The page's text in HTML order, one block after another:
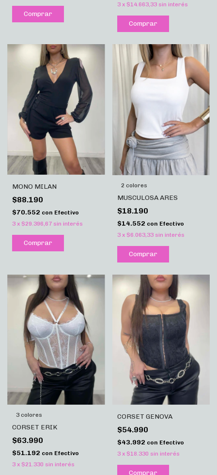
Comprar
3 x $14.663,33 sin interés
Comprar
MONO MILAN
$88.190
$70.552 con Efectivo
3 x $29.396,67 sin interés
Comprar
2 colores
MUSCULOSA ARES
$18.190
$14.552 con Efectivo
3 x $6.063,33 sin interés
Comprar
3 colores
CORSET ERIK
$63.990
$51.192 con Efectivo
3 x $21.330 sin interés
CORSET GENOVA
$54.990
$43.992 con Efectivo
3 x $18.330 sin interés
Comprar